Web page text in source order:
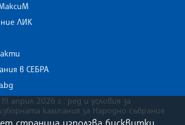
ЛИК
в СЕБРА
април 2026 г . ред и условия за
кампания за Народно събрание
страница използва бисквитки